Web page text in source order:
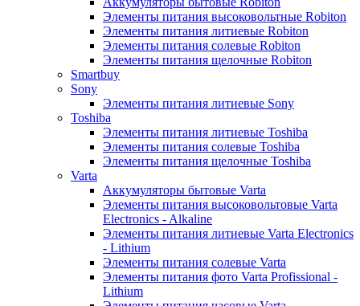
Элементы питания высоковольтные Robiton
Элементы питания литиевые Robiton
Элементы питания солевые Robiton
Элементы питания щелочные Robiton
Smartbuy
Sony
Элементы питания литиевые Sony
Toshiba
Элементы питания литиевые Toshiba
Элементы питания солевые Toshiba
Элементы питания щелочные Toshiba
Varta
Аккумуляторы бытовые Varta
Элементы питания высоковольтовые Varta
Electronics - Alkaline
Элементы питания литиевые Varta Electronics
- Lithium
Элементы питания солевые Varta
Элементы питания фото Varta Profissional -
Lithium